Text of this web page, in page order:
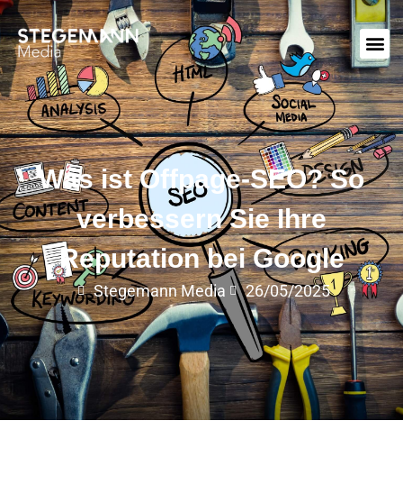
Was ist Offpage-SEO? So
verbessern Sie Ihre
Reputation bei Google
Stegemann Media 26/05/2025